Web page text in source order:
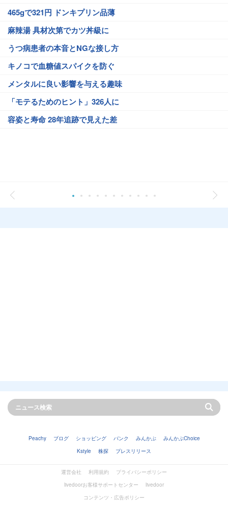
465gで321円 ドンキプリン品薄
麻辣湯 具材次第でカツ丼級に
うつ病患者の本音とNGな接し方
キノコで血糖値スパイクを防ぐ
メンタルに良い影響を与える趣味
「モテるためのヒント」326人に
容姿と寿命 28年追跡で見えた差
Peachy ブログ ショッピング バンク みんかぶ
みんかぶChoice
Kstyle
株探 プレスリリース
運営会社 利用規約
プライバシーポリシー
livedoorお客様サポートセンター
livedoor
コンテンツ・広告ポリシー